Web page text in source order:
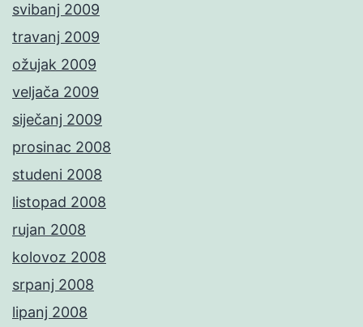
svibanj 2009
travanj 2009
ožujak 2009
veljača 2009
siječanj 2009
prosinac 2008
studeni 2008
listopad 2008
rujan 2008
kolovoz 2008
srpanj 2008
lipanj 2008